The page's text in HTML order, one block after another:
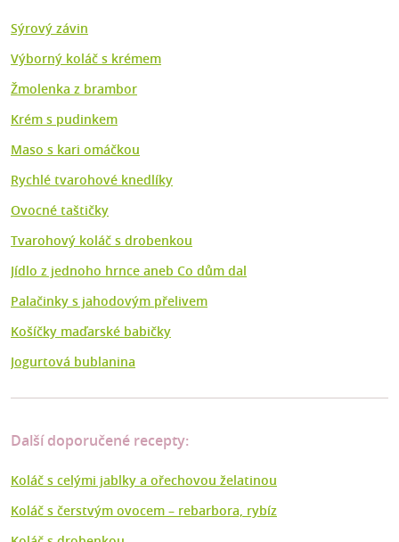
Sýrový závin
Výborný koláč s krémem
Žmolenka z brambor
Krém s pudinkem
Maso s kari omáčkou
Rychlé tvarohové knedlíky
Ovocné taštičky
Tvarohový koláč s drobenkou
Jídlo z jednoho hrnce aneb Co dům dal
Palačinky s jahodovým přelivem
Košíčky maďarské babičky
Jogurtová bublanina
Další doporučené recepty:
Koláč s celými jablky a ořechovou želatinou
Koláč s čerstvým ovocem – rebarbora, rybíz